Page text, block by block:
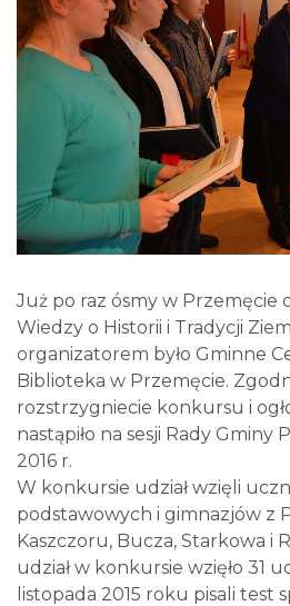
Już po raz ósmy w Przemęcie
Wiedzy o Historii i Tradycji
organizatorem było Gminne
Biblioteka w Przemęcie.
rozstrzygniecie konkursu i
nastąpiło na sesji Rady Gminy
2016 r.
W konkursie udział wzięli
podstawowych i gimnazjów z
Kaszczoru, Bucza, Starkowa i
udział w konkursie wzięło 31
listopada 2015 roku pisali test